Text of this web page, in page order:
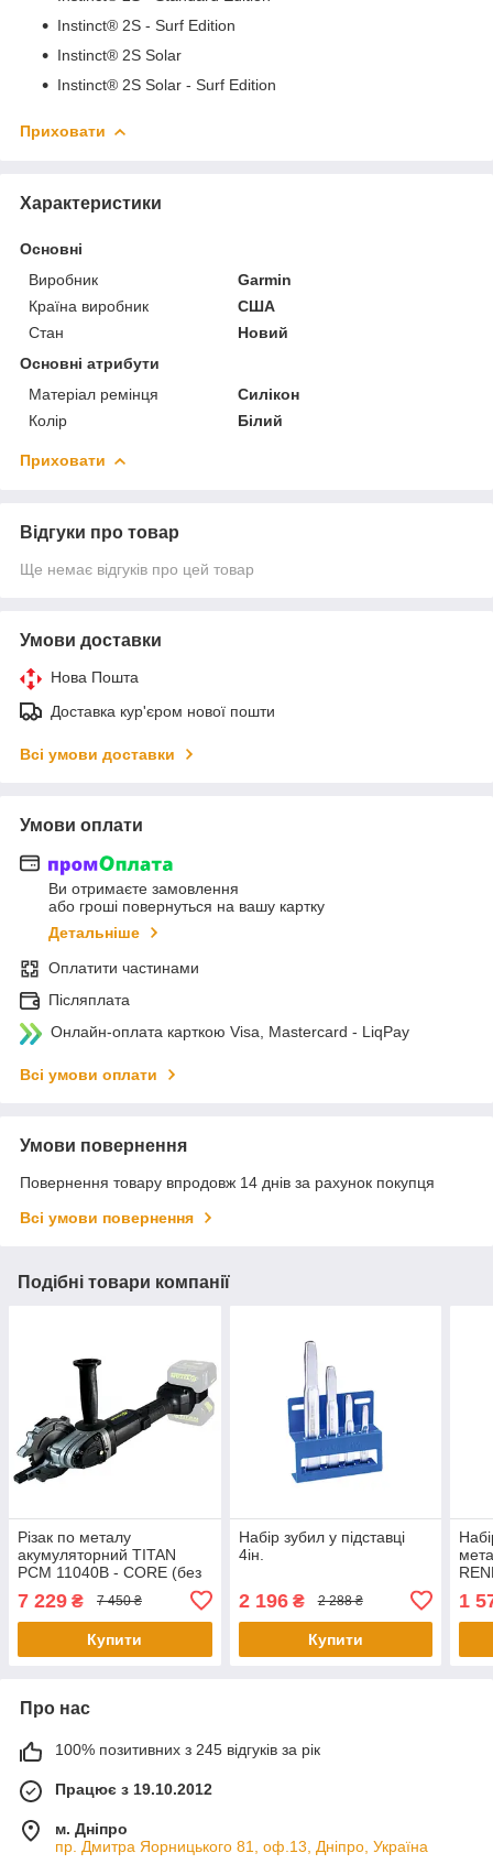
Instinct® 2S - Surf Edition
Instinct® 2S Solar
Instinct® 2S Solar - Surf Edition
Приховати
Характеристики
Основні
Виробник
Garmin
Країна виробник
США
Стан
Новий
Основні атрибути
Матеріал ремінця
Силікон
Колір
Білий
Приховати
Відгуки про товар
Ще немає відгуків про цей товар
Умови доставки
Нова Пошта
Доставка кур'єром нової пошти
Всі умови доставки
Умови оплати
Ви отримаєте замовлення
або гроші повернуться на вашу картку
Детальніше
Оплатити частинами
Післяплата
Онлайн-оплата карткою Visa, Mastercard - LiqPay
Всі умови оплати
Умови повернення
Повернення товару впродовж 14 днів за рахунок покупця
Всі умови повернення
Подібні товари компанії
Різак по металу
акумуляторний TITAN
PCM 11040B - CORE (без
пристрою)
7 229 ₴ 7 450 ₴
Купити
Набір зубил у підставці
4ін.
2 196₴ 2 288 ₴
Купити
1
Про нас
100% позитивних з 245 відгуків за рік
Працює з 19.10.2012
м. Дніпро
пр. Дмитра Яорницького 81, оф.13, Дніпро, Україна